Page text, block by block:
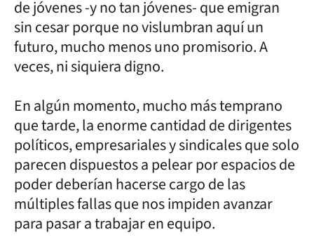
de jóvenes -y no tan jóvenes- que emigran
sin cesar porque no vislumbran aquí un
futuro, mucho menos uno promisorio. A
veces, ni siquiera digno.
En algún momento, mucho más temprano
que tarde, la enorme cantidad de dirigentes
políticos, empresariales y sindicales que solo
parecen dispuestos a pelear por espacios de
poder deberían hacerse cargo de las
múltiples fallas que nos impiden avanzar
para pasar a trabajar en equipo.